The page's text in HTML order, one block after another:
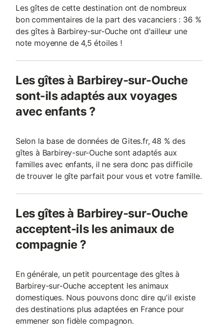
Les gîtes de cette destination ont de nombreux
bon commentaires de la part des vacanciers : 36 %
des gîtes à Barbirey-sur-Ouche ont d'ailleur une
note moyenne de 4,5 étoiles !
Les gîtes à Barbirey-sur-Ouche
sont-ils adaptés aux voyages
avec enfants ?
Selon la base de données de Gites.fr, 48 % des
gîtes à Barbirey-sur-Ouche sont adaptés aux
familles avec enfants, il ne sera donc pas difficile
de trouver le gîte parfait pour vous et votre famille.
Les gîtes à Barbirey-sur-Ouche
acceptent-ils les animaux de
compagnie ?
En générale, un petit pourcentage des gîtes à
Barbirey-sur-Ouche acceptent les animaux
domestiques. Nous pouvons donc dire qu'il existe
des destinations plus adaptées en France pour
emmener son fidèle compagnon.